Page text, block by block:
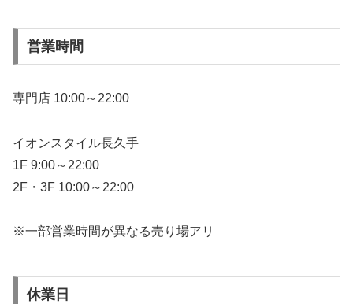
営業時間
専門店 10:00～22:00
イオンスタイル長久手
1F 9:00～22:00
2F・3F 10:00～22:00
※一部営業時間が異なる売り場アリ
休業日